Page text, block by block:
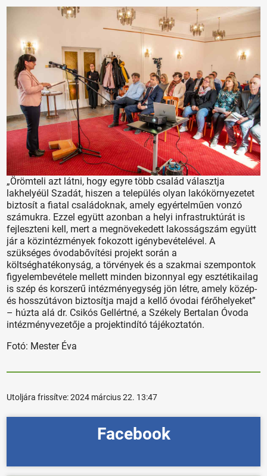
„Örömteli azt látni, hogy egyre több család választja
lakhelyéül Szadát, hiszen a település olyan lakókörnyezetet
biztosít a fiatal családoknak, amely egyértelműen vonzó
számukra. Ezzel együtt azonban a helyi infrastruktúrát is
fejleszteni kell, mert a megnövekedett lakosságszám együtt
jár a közintézmények fokozott igénybevételével. A
szükséges óvodabővítési projekt során a
költséghatékonyság, a törvények és a szakmai szempontok
figyelembevétele mellett minden bizonnyal egy esztétikailag
is szép és korszerű intézményegység jön létre, amely közép-
és hosszútávon biztosítja majd a kellő óvodai férőhelyeket”
– húzta alá dr. Csikós Gellértné, a Székely Bertalan Óvoda
intézményvezetője a projektindító tájékoztatón.
Fotó: Mester Éva
Utoljára frissítve:2024 március 22. 13:47
Facebook